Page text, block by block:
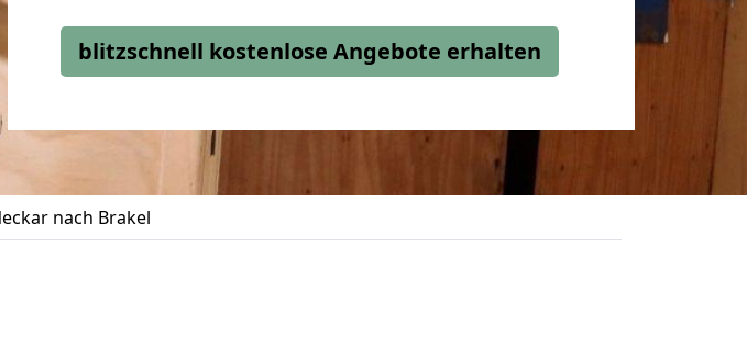
blitzschnell kostenlose Angebote erhalten
nach Brakel